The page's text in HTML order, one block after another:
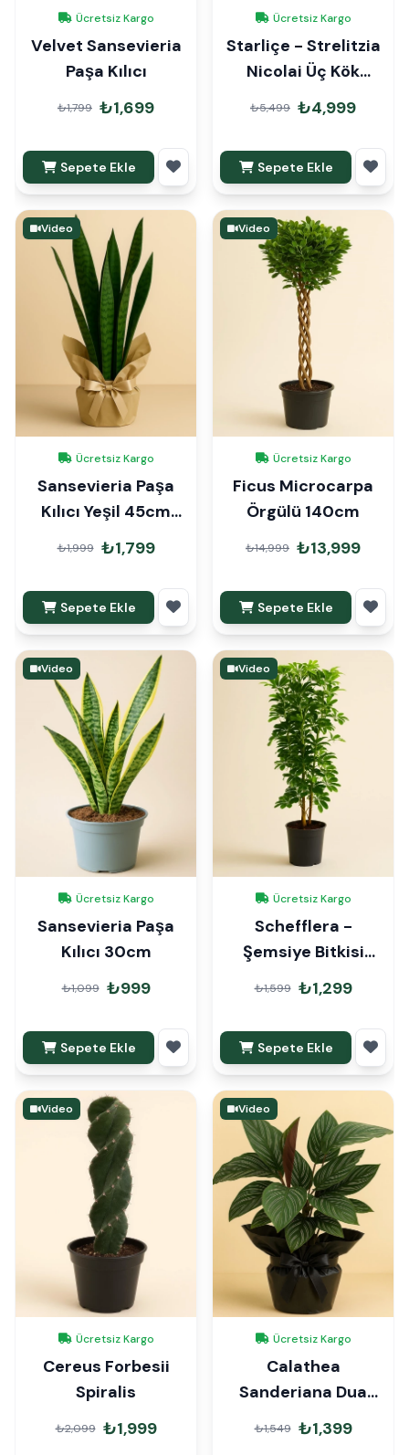
Ücretsiz Kargo
Velvet Sansevieria
Paşa Kılıcı
₺1,799 ₺1,699
Sepete Ekle
Ücretsiz Kargo
Starliçe - Strelitzia
Nicolai Üç Kök
160cm
₺5,499 ₺4,999
Sepete Ekle
Video
Ücretsiz Kargo
Sansevieria Paşa
Kılıcı Yeşil 45cm
Hediye Paketli
₺1,999 ₺1,799
Sepete Ekle
Video
Ücretsiz Kargo
Ficus Microcarpa
Örgülü 140cm
₺14,999 ₺13,999
Sepete Ekle
Video
Ücretsiz Kargo
Sansevieria Paşa
Kılıcı 30cm
₺1,099 ₺999
Sepete Ekle
Video
Ücretsiz Kargo
Schefflera -
Şemsiye Bitkisi
120cm
₺1,599 ₺1,299
Sepete Ekle
Video
Ücretsiz Kargo
Cereus Forbesii
Spiralis
₺2,099 ₺1,999
Video
Ücretsiz Kargo
Calathea
Sanderiana Dua
Çiçeği Hediye
Paketli
₺1,549 ₺1,399